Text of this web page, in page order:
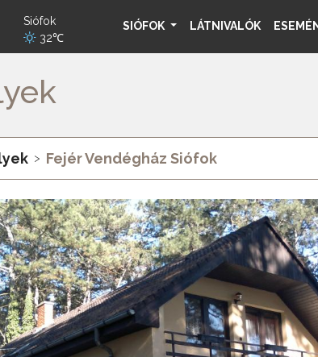
Siófok
32℃
SIÓFOK LÁTNIVALÓK
Fejér Vendégház Siófok